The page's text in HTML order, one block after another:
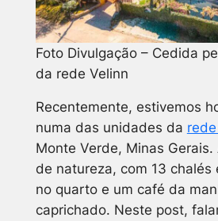
Foto Divulgação – Cedida
da rede Velinn
Recentemente, estivemos
numa das unidades da
Monte Verde, Minas
de natureza, com 13 chalés
no quarto e um café da
caprichado. Neste post,